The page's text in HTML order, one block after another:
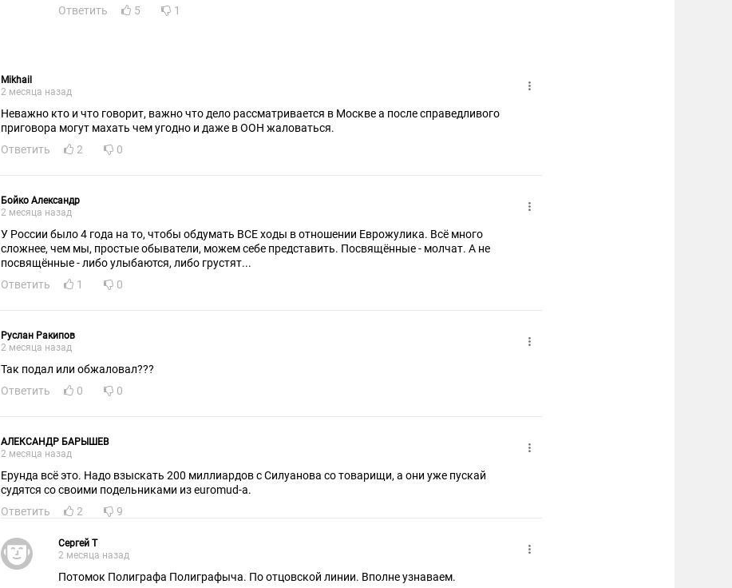
Ответить
5 1
Mikhail
2 месяца назад
Неважно кто и что говорит, важно что дело рассматривается в Москве а после справедливого
приговора могут махать чем угодно и даже в ООН жаловаться.
Ответить
2 0
Бойко Александр
2 месяца назад
У России было 4 года на то, чтобы обдумать ВСЕ ходы в отношении Еврожулика. Всё много
сложнее, чем мы, простые обыватели, можем себе представить. Посвящённые - молчат. А не
посвящённые - либо улыбаются, либо грустят...
Ответить
1 0
Руслан Ракипов
2 месяца назад
Так подал или обжаловал???
Ответить
0 0
АЛЕКСАНДР БАРЫШЕВ
2 месяца назад
Ерунда всё это. Надо взыскать 200 миллиардов с Силуанова со товарищи, а они уже пускай
судятся со своими подельниками из euromud-а.
Ответить
2 9
Сергей Т
2 месяца назад
Потомок Полиграфа Полиграфыча. По отцовской линии. Вполне узнаваем.